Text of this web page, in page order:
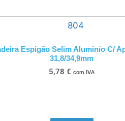
Espigão Selim Aluminío C/
31,8/34,9mm
5,78 € com IVA